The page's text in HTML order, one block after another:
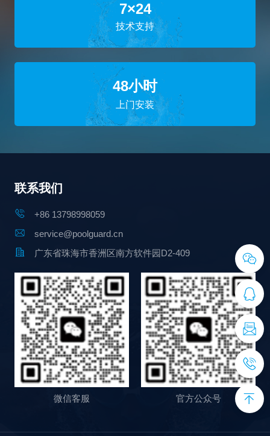
7×24
技术支持
48小时
上门安装
联系我们
+86 13798998059
service@poolguard.cn
广东省珠海市香洲区南方软件园D2-409
微信客服 官方公众号